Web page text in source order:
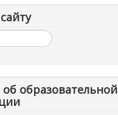
образования
образовательной